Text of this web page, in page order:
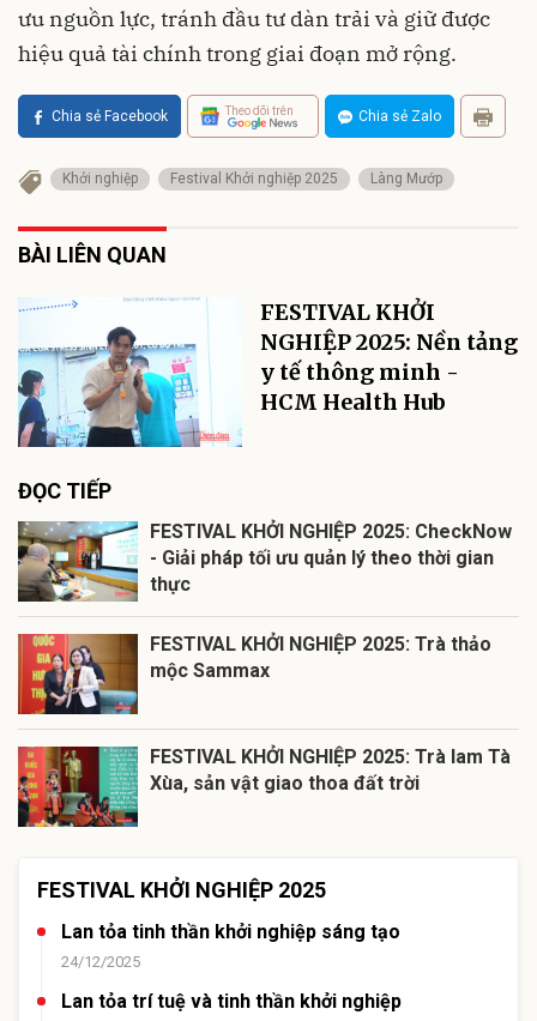
ưu nguồn lực, tránh đầu tư dàn trải và giữ được
hiệu quả tài chính trong giai đoạn mở rộng.
Chia sẻ Facebook Theo dõi trên Chia sẻ Zalo
Khởi nghiệp Festival Khởi nghiệp 2025 Làng Mướp
BÀI LIÊN QUAN
FESTIVAL KHỞI
NGHIỆP 2025: Nền tảng
y tế thông minh -
HCM Health Hub
ĐỌC TIẾP
FESTIVAL KHỞI NGHIỆP 2025: CheckNow
- Giải pháp tối ưu quản lý theo thời gian
thực
FESTIVAL KHỞI NGHIỆP 2025: Trà thảo
mộc Sammax
FESTIVAL KHỞI NGHIỆP 2025: Trà lam Tà
Xùa, sản vật giao thoa đất trời
FESTIVAL KHỞI NGHIỆP 2025
Lan tỏa tinh thần khởi nghiệp sáng tạo
24/12/2025
Lan tỏa trí tuệ và tinh thần khởi nghiệp